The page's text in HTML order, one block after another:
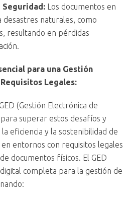
Seguridad: Los documentos en
naturales, como
resultando en pérdidas
para una Gestión
Legales:
(Gestión Electrónica de
superar estos desafíos y
eficiencia y la sostenibilidad de
en entornos con requisitos legales
documentos físicos. El GED
completa para la gestión de